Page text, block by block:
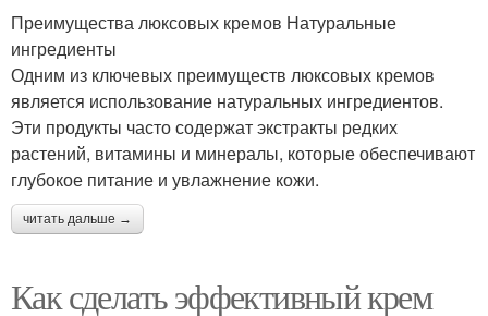
Преимущества люксовых кремов Натуральные
ингредиенты
Одним из ключевых преимуществ люксовых кремов
является использование натуральных ингредиентов.
Эти продукты часто содержат экстракты редких
растений, витамины и минералы, которые обеспечивают
глубокое питание и увлажнение кожи.
читать дальше →
Как сделать эффективный крем